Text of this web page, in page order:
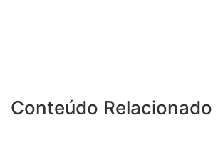
Conteúdo Relacionado